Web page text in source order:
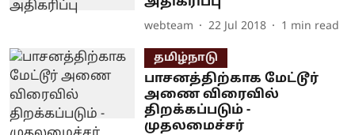
webteam 22 Jul 2018 1 min read
தமிழ்நாடு
பாசனத்திற்காக மேட்டூர்
அணை விரைவில்
திறக்கப்படும் -
முதலமைச்சர்